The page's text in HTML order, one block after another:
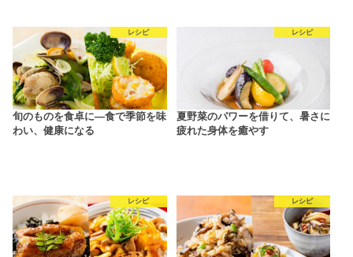
レシピ
旬のものを食卓に―食で季節を味
わい、健康になる
レシピ
夏野菜のパワーを借りて、暑さに
疲れた身体を癒やす
レシピ レシピ